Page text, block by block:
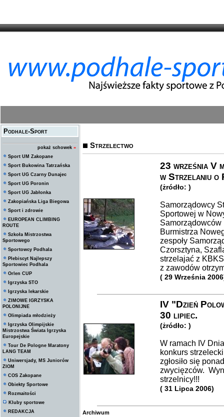
Podhale-Sport
pokaż schowek »
Sport UM Zakopane
Sport Bukowina Tatrzańska
Sport UG Czarny Dunajec
Sport UG Poronin
Sport UG Jabłonka
Zakopiańska Liga Biegowa
Sport i zdrowie
EUROPEAN CLIMBING
ROUTE
Szkoła Mistrzostwa
Sportowego
Sportowcy Podhala
Plebiscyt Najlepszy
Sportowiec Podhala
Orlen CUP
Igrzyska STO
Igrzyska lekarskie
ZIMOWE IGRZYSKA
POLONIJNE
Olimpiada młodzieży
Igrzyska Olimpijskie
Mistrzostwa Świata Igrzyska
Europejskie
Tour De Pologne Maratony
LANG TEAM
Uniwersjady, MS Juniorów
ZIOM
COS Zakopane
Obiekty Sportowe
Rozmaitości
Kluby sportowe
REDAKCJA
Strzelectwo
23 września V
w Strzelaniu o
(żródło: )
Samorządowcy
Sportowej w
Burmistrza
zespoły
Czorsztyna,
strzelajać z
z zawodów
( 29 Września
IV "Dzień
30 lipiec.
(żródło: )
W ramach IV
konkurs
zgłosiło się
zwycięzców.
strzelnicy!!!
( 31 Lipca 2006)
Archiwum